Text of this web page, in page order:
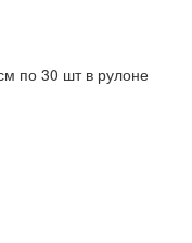
по 30 шт в рулоне